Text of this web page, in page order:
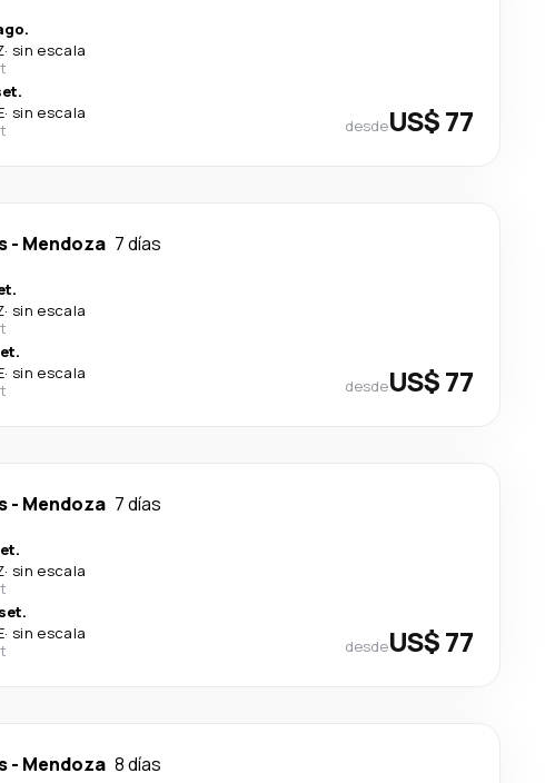
· sin escala
· sin escala
desdeUS$ 77
- Mendoza 7 días
· sin escala
· sin escala
desdeUS$ 77
- Mendoza 7 días
· sin escala
· sin escala
desdeUS$ 77
- Mendoza 8 días